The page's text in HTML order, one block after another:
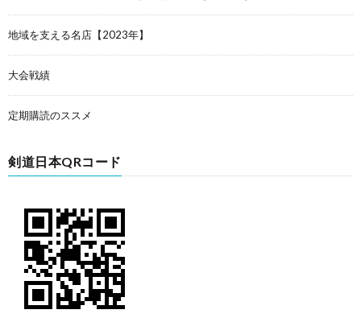
地域を支える名店【2023年】
大会戦績
定期購読のススメ
剣道日本QRコード